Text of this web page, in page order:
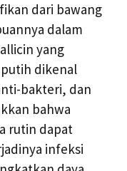
dari bawang
dalam
yang
dikenal
bakteri, dan
bahwa
rutin dapat
infeksi